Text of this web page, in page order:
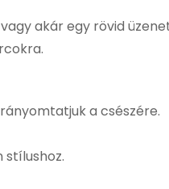
akár egy rövid
a csészére.